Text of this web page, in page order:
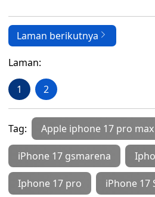
Laman berikutnya
Laman:
1 2
Tag: Apple iphone 17 pro max
iPhone 17 gsmarena
Iphone 17 pro iPhone 17